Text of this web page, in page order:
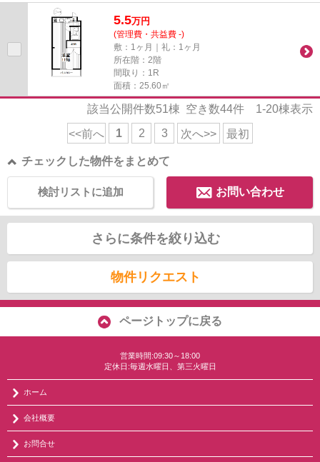
んでしまって時間が掛かって...
5.5万円
(管理費・共益費 -)
敷：1ヶ月｜礼：1ヶ月
所在階：2階
間取り：1R
面積：25.60㎡
該当公開件数51棟 空き数44件 1-20棟表示
<<前へ 1 2 3 次へ>> 最初
チェックした物件をまとめて
お問い合わせ
検討リストに追加
さらに条件を絞り込む
物件リクエスト
ページトップに戻る
営業時間:09:30～18:00
定休日:毎週水曜日、第三火曜日
ホーム
会社概要
お問合せ